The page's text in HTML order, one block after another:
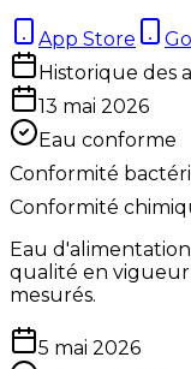
App Store
Historique des
13 mai 2026
Eau conforme
Conformité
Conformité
Eau
qualité en
mesurés.
5 mai 2026